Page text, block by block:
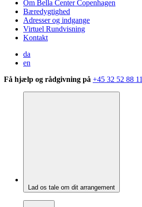
Om Bella Center Copenhagen
Bæredygtighed
Adresser og indgange
Virtuel Rundvisning
Kontakt
da
en
Få hjælp og rådgivning på +45 32 52 88 11
Lad os tale om dit arrangement